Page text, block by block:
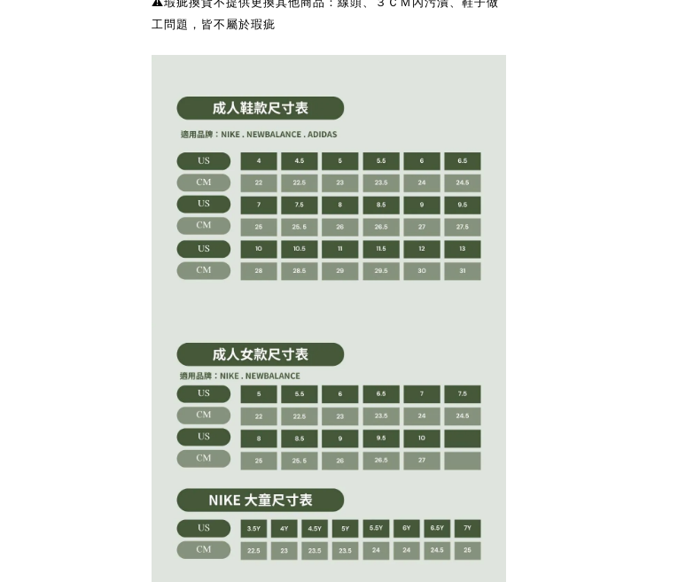
工問題，皆不屬於瑕疵